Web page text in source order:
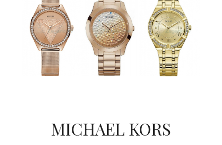
MICHAEL KORS